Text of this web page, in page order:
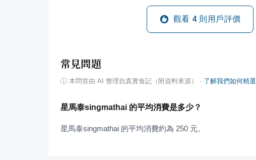
觀看 4 則用戶評價
常見問題
ⓘ 本問答由 AI 整理自真實食記（附資料來源） · 了解我們如何精選
星馬泰singmathai 的平均消費是多少？
星馬泰singmathai 的平均消費約為 250 元。